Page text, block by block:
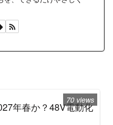
年春か？48V電動化
70 views